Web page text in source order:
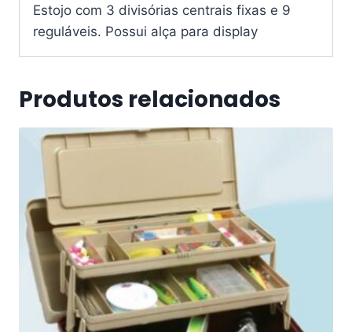
Estojo com 3 divisórias centrais fixas e 9
reguláveis. Possui alça para display
Produtos relacionados